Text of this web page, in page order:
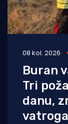
08 kol. 2026
Buran
Tri
danu,